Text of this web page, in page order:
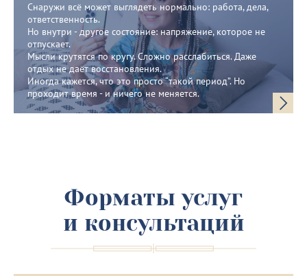
Снаружи всё может выглядеть нормально: работа, дела,
ответственность.
Но внутри - другое состояние: напряжение, которое не
отпускает.
Мысли крутятся по кругу. Сложно расслабиться. Даже
отдых не даёт восстановления.
Иногда кажется, что это просто “такой период”. Но
проходит время - и ничего не меняется.
Форматы услуг
и консультаций